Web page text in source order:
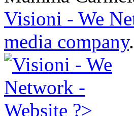
Visioni - We
media company.